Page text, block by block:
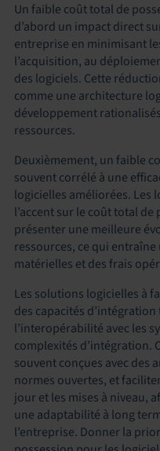
Un faible coût total de
d’abord un impact direct
entreprise en minimisant
l’acquisition, au
des logiciels. Cette
comme une architecture
développement
ressources.
Deuxièmement, un faible
souvent corrélé à une
logicielles améliorées. Les
l’accent sur le coût total
présenter une meilleure
ressources, ce qui
matérielles et des frais
Les solutions logicielles à
des capacités
l’interopérabilité avec les
complexités d’intégration.
souvent conçues avec des
normes ouvertes, et
jour et les mises à niveau,
une adaptabilité à long
l’entreprise. Donner la